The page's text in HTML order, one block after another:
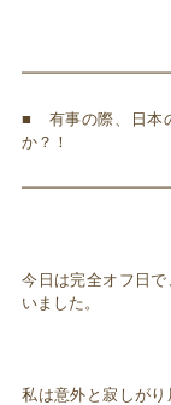
■ 有事の際、日本
か？！
今日は完全オフ日
いました。
私は意外と寂しが